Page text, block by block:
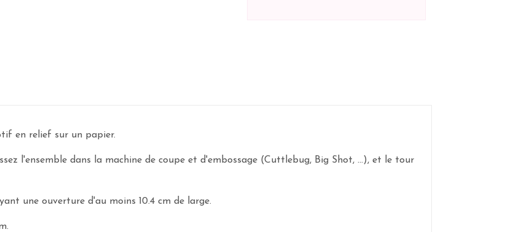
en relief sur un papier.
l'ensemble dans la machine de coupe et d'embossage (Cuttlebug, Big Shot, ...), et le tour
une ouverture d'au moins 10.4 cm de large.